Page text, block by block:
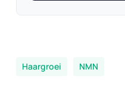
Haargroei NMN